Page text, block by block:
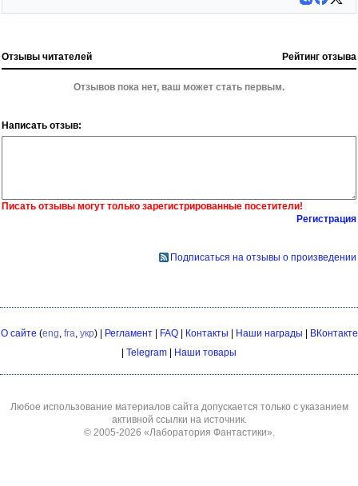
Отзывы читателей Рейтинг отзыва
Отзывов пока нет, ваш может стать первым.
Написать отзыв:
Писать отзывы могут только зарегистрированные посетители!
Регистрация
Подписаться на отзывы о произведении
О сайте (eng fra укр) | Регламент| FAQ| Контакты | Наши награды | ВКонтакте
| Telegram | Наши товары
Любое использование материалов сайта допускается только с указанием
активной ссылки на источник.
© 2005-2026 «Лаборатория Фантастики»